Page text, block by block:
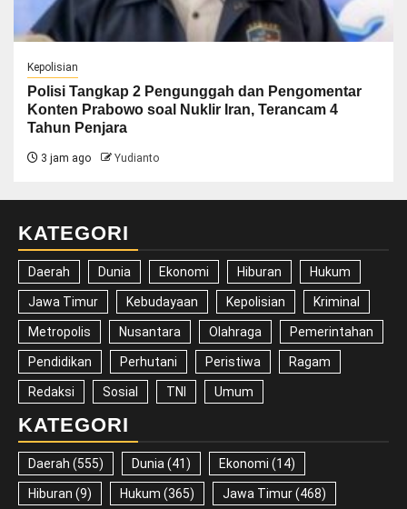
Kepolisian
Polisi Tangkap 2 Pengunggah dan Pengomentar
Konten Prabowo soal Nuklir Iran, Terancam 4
Tahun Penjara
3 jam ago Yudianto
KATEGORI
Daerah Dunia Ekonomi Hiburan Hukum
Jawa Timur Kebudayaan Kepolisian Kriminal
Metropolis Nusantara Olahraga Pemerintahan
Pendidikan Perhutani Peristiwa Ragam
Redaksi Sosial TNI Umum
KATEGORI
Daerah (555) Dunia (41) Ekonomi (14)
Hiburan (9) Hukum (365) Jawa Timur(468)